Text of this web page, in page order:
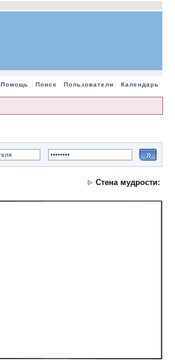
Помощь Поиск Пользователи Календарь
Стена мудрости: